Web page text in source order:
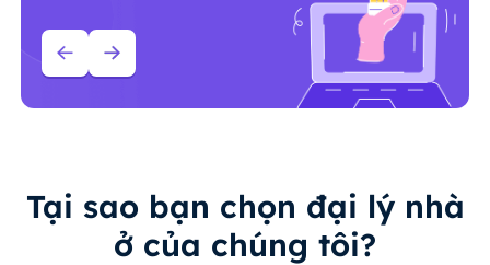
Tại sao bạn chọn đại lý nhà
ở của chúng tôi?